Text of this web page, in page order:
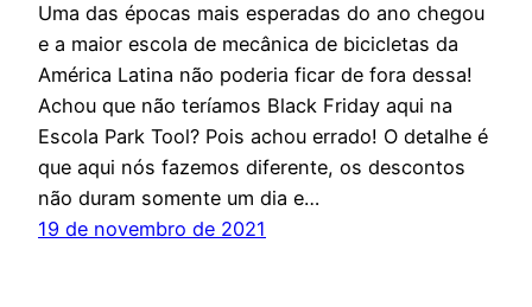
Uma das épocas mais esperadas do ano chegou
e a maior escola de mecânica de bicicletas da
América Latina não poderia ficar de fora dessa!
Achou que não teríamos Black Friday aqui na
Escola Park Tool? Pois achou errado! O detalhe é
que aqui nós fazemos diferente, os descontos
não duram somente um dia e…
19 de novembro de 2021